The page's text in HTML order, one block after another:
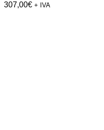
307,00€ + IVA